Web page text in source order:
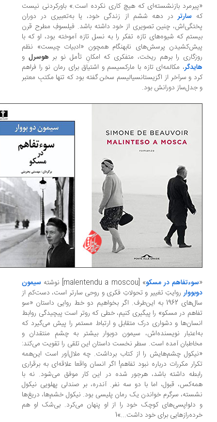
بازنشسته‌ای که هیچ کاری نکرده است.» باورکردنی نیست
سارتر در دهه ششم از زندگی خود، یا به‌تعبیری در دوران
چنین تصویری از خود داشته باشد. فیلسوفِ مطرح قرن
که شیوه‌های تازه تفکر را به نسل تازه آموخته بود، او که با
پرسش‌های نابهنگام همچون «ادبیات چیست» نظم
را برهم ‌ریخت، متفکری که امکانِ تأمل نو بر هوسرلو
، مکالمه‌ای تازه با مارکسیسم و اشتیاق برای رمان نو را فراهم
و سرآخر از اگزیستانسیالیسم سخن گفته بود که تنها مکتبِ معتبر
دورانش بود.
در مسکو» [malentendu a moscou] نوشته
سیمون
روایتِ تغییر و تحولاتِ فکری و روحی سارتر است، دست‌کم از
سال‌های 1962 به این‌طرف. اگر بخواهیم دو خط روایی داستان «سو
در مسکو» را پیگیری کنیم، خطی که روتر است پیچیدگی روابط
و دشواری درک متقابل و ارتباط مستمر را پیش می‌گیرد که
نویسنده‌اش، سیمون دوبوار بیشتر به چشمِ منتقدان و
آمده است. سطر نخست داستان این تلقی را تقویت می‌کند:
چشم‌هایش را از کتاب برداشت. چه ملال‌آور است این‌همه
مکررات درباره نبود تفاهم! اگر انسان واقعا علاقه‌ای به برقراری
داشته باشد، هرجور شده در این کار موفق می‌شود. نه با
قبول، اما با دو سه نفر. آندره، بر صندلی پهلویی نیکول
سرگرم خواندن یک رمان پلیسی بود. نیکول خشم‌ها، دریغ‌ها
کوچک خود را از او پنهان می‌کرد. بی‌شک او هم
برای خود داشت...»1